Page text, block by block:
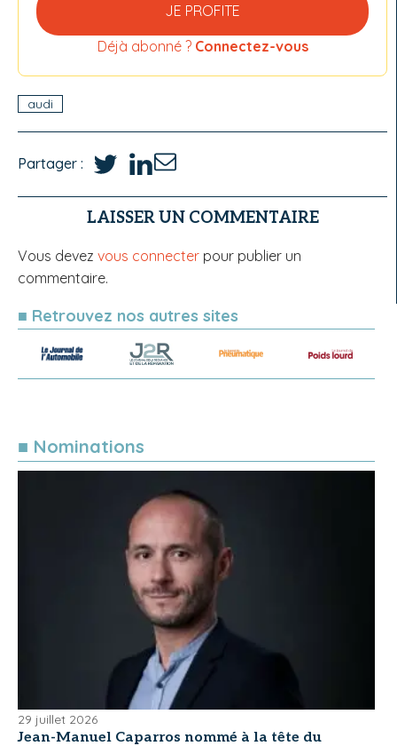
JE PROFITE
Déjà abonné ? Connectez-vous
audi
Partager :
LAISSER UN COMMENTAIRE
Vous devez vous connecter pour publier un
commentaire.
■ Retrouvez nos autres sites
■ Nominations
29 juillet 2026
Jean-Manuel Caparros nommé à la tête du